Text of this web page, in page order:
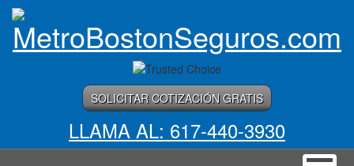
SOLICITAR COTIZACIÓN GRATIS
LLAMA AL: 617-440-3930